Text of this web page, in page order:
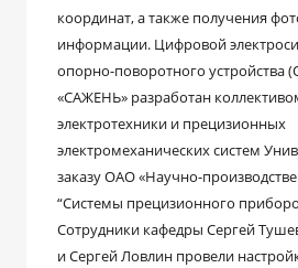
координат, а также получения
информации. Цифровой
опорно-поворотного устройства
«САЖЕНЬ» разработан
электротехники и прецизионных
электромеханических систем
заказу ОАО «Научно-
“Системы прецизионного
Сотрудники кафедры Сергей
и Сергей Ловлин провели